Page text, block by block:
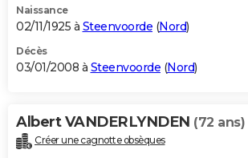
Naissance
02/11/1925 à Steenvoorde (Nord)
Décès
03/01/2008 à Steenvoorde (Nord)
Albert VANDERLYNDEN (72 ans)
Créer une cagnotte obsèques